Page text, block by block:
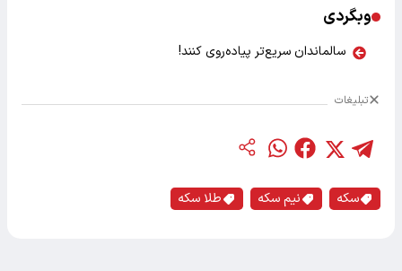
وبگردی
سالماندان سریع‌تر پیاده‌روی کنند!
تبلیغات
سکه نیم سکه طلا سکه